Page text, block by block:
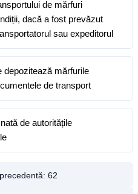
de mărfuri
dacă a fost prevăzut
sau expeditorul
depozitează mărfurile
de transport
de autoritățile
62